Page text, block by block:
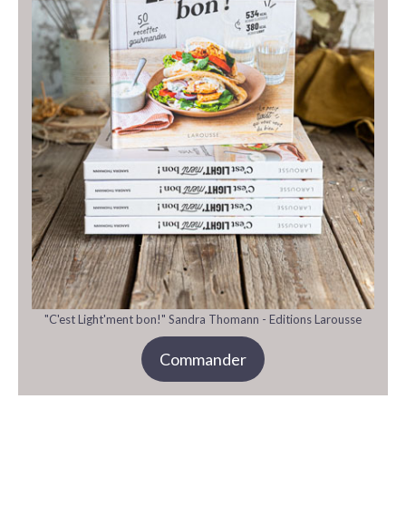
"C'est Light'ment bon!" Sandra Thomann - Editions Larousse
Commander